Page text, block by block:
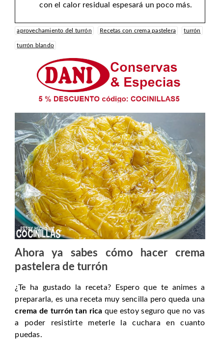
con el calor residual espesará un poco más.
aprovechamiento del turrón Recetas con crema pastelera turrón
turrón blando
Ahora ya sabes cómo hacer crema
pastelera de turrón
¿Te ha gustado la receta? Espero que te animes a
prepararla, es una receta muy sencilla pero queda una
crema de turrón tan rica que estoy seguro que no vas
a poder resistirte meterle la cuchara en cuanto
puedas.